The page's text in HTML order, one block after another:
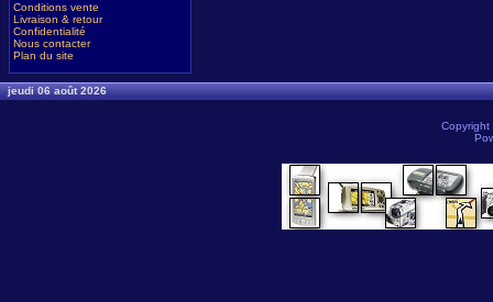
Conditions vente
Livraison & retour
Confidentialité
Nous contacter
Plan du site
jeudi 06 août 2026